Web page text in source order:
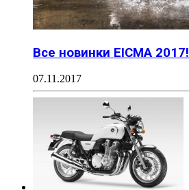
Все новинки EICMA 2017!
07.11.2017